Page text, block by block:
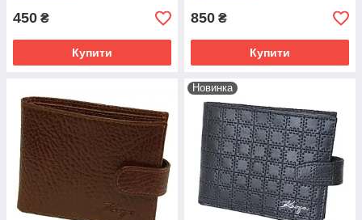
450 ₴
Купити
850 ₴
Купити
Новинка